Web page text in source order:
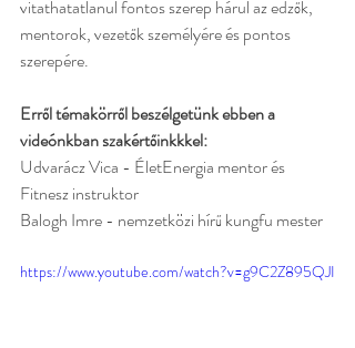
vitathatatlanul fontos szerep hárul az edzők,
mentorok, vezetők személyére és pontos
szerepére.
Erről témakörről beszélgetünk ebben a
videónkban szakértőinkkkel:
Udvarácz Vica - ÉletEnergia mentor és
Fitnesz instruktor
Balogh Imre - nemzetközi hírű kungfu mester
https://www.youtube.com/watch?v=g9C2Z895QJI